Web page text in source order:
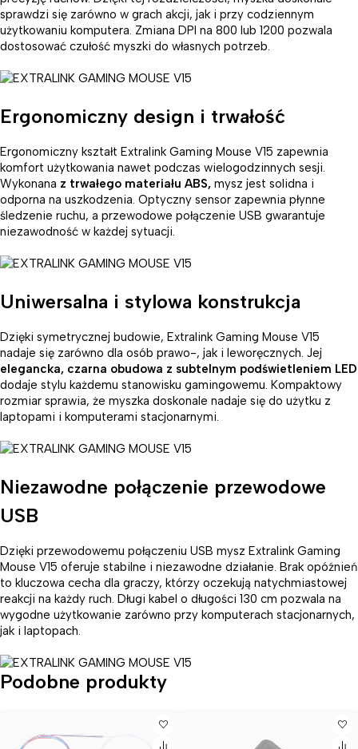
sprawdzi się zarówno w grach akcji, jak i przy codziennym
użytkowaniu komputera. Zmiana DPI na 800 lub 1200 pozwala
dostosować czułość myszki do własnych potrzeb.
Ergonomiczny design i trwałość
Ergonomiczny kształt Extralink Gaming Mouse V15 zapewnia
komfort użytkowania nawet podczas wielogodzinnych sesji.
Wykonana z trwałego materiału ABS, mysz jest solidna i
odporna na uszkodzenia. Optyczny sensor zapewnia płynne
śledzenie ruchu, a przewodowe połączenie USB gwarantuje
niezawodność w każdej sytuacji.
Uniwersalna i stylowa konstrukcja
Dzięki symetrycznej budowie, Extralink Gaming Mouse V15
nadaje się zarówno dla osób prawo-, jak i leworęcznych. Jej
elegancka, czarna obudowa z subtelnym podświetleniem LED
dodaje stylu każdemu stanowisku gamingowemu. Kompaktowy
rozmiar sprawia, że myszka doskonale nadaje się do użytku z
laptopami i komputerami stacjonarnymi.
Niezawodne połączenie przewodowe
USB
Dzięki przewodowemu połączeniu USB mysz Extralink Gaming
Mouse V15 oferuje stabilne i niezawodne działanie. Brak opóźnień
to kluczowa cecha dla graczy, którzy oczekują natychmiastowej
reakcji na każdy ruch. Długi kabel o długości 130 cm pozwala na
wygodne użytkowanie zarówno przy komputerach stacjonarnych,
jak i laptopach.
Podobne produkty